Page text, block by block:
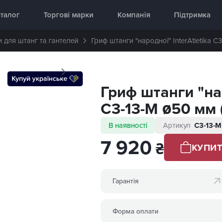
🥇 «InterAtletika»
Торгові марки Компанія Підтримка
для штанг та гантелей Гриф штанги "народної" InterAtletika
Гриф штанги
C3-13-M ø50 мм
В наявності Артикул C3-13-M
7 920 ₴
Гарантія
Форма оплати